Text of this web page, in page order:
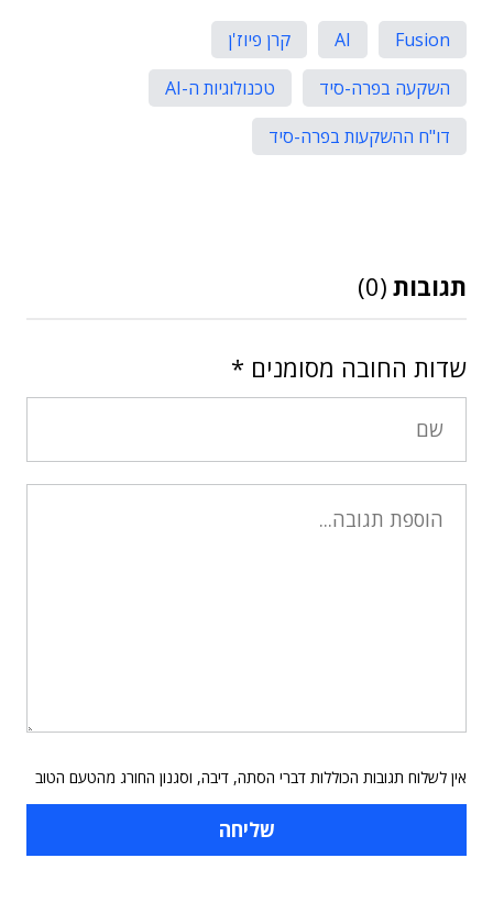
Fusion
AI
קרן פיוז'ן
השקעה בפרה-סיד
טכנולוגיות ה-AI
דו"ח ההשקעות בפרה-סיד
תגובות (0)
שדות החובה מסומנים *
אין לשלוח תגובות הכוללות דברי הסתה, דיבה, וסגנון החורג מהטעם הטוב